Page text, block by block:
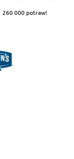
260 000 potraw!